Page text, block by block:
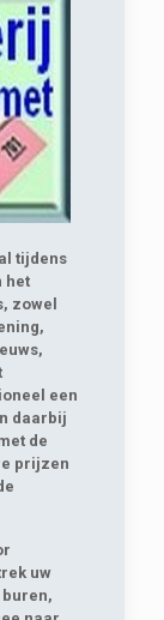
tijdens
het
zowel
een
daarbij
de
prijzen
uw
buren,